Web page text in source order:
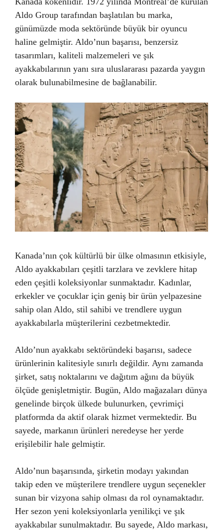
Aldo Group tarafından başlatılan bu marka,
günümüzde moda sektöründe büyük bir oyuncu
haline gelmiştir. Aldo’nun başarısı, benzersiz
tasarımları, kaliteli malzemeleri ve şık
ayakkabılarının yanı sıra uluslararası pazarda yaygın
olarak bulunabilmesine de bağlanabilir.
Kanada’nın çok kültürlü bir ülke olmasının etkisiyle,
Aldo ayakkabıları çeşitli tarzlara ve zevklere hitap
eden çeşitli koleksiyonlar sunmaktadır. Kadınlar,
erkekler ve çocuklar için geniş bir ürün yelpazesine
sahip olan Aldo, stil sahibi ve trendlere uygun
ayakkabılarla müşterilerini cezbetmektedir.
Aldo’nun ayakkabı sektöründeki başarısı, sadece
ürünlerinin kalitesiyle sınırlı değildir. Aynı zamanda
şirket, satış noktalarını ve dağıtım ağını da büyük
ölçüde genişletmiştir. Bugün, Aldo mağazaları dünya
genelinde birçok ülkede bulunurken, çevrimiçi
platformda da aktif olarak hizmet vermektedir. Bu
sayede, markanın ürünleri neredeyse her yerde
erişilebilir hale gelmiştir.
Aldo’nun başarısında, şirketin modayı yakından
takip eden ve müşterilere trendlere uygun seçenekler
sunan bir vizyona sahip olması da rol oynamaktadır.
Her sezon yeni koleksiyonlarla yenilikçi ve şık
ayakkabılar sunulmaktadır. Bu sayede, Aldo markası,